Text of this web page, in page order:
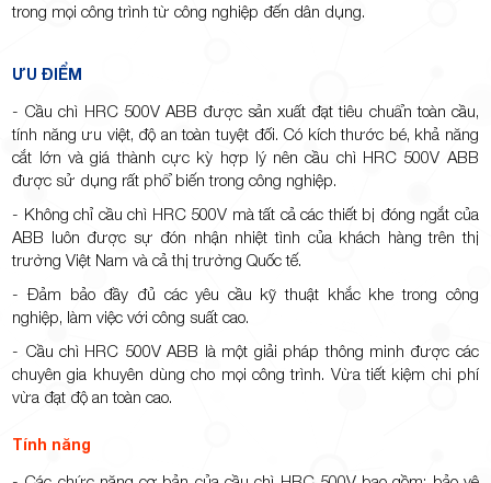
trong mọi công trình từ công nghiệp đến dân dụng.
ƯU ĐIỂM
- Cầu chì HRC 500V ABB được sản xuất đạt tiêu chuẩn toàn cầu,
tính năng ưu việt, độ an toàn tuyệt đối. Có kích thước bé, khả năng
cắt lớn và giá thành cực kỳ hợp lý nên cầu chì HRC 500V ABB
được sử dụng rất phổ biến trong công nghiệp.
- Không chỉ cầu chì HRC 500V mà tất cả các thiết bị đóng ngắt của
ABB luôn được sự đón nhận nhiệt tình của khách hàng trên thị
trường Việt Nam và cả thị trường Quốc tế.
- Đảm bảo đầy đủ các yêu cầu kỹ thuật khắc khe trong công
nghiệp, làm việc với công suất cao.
- Cầu chì HRC 500V ABB là một giải pháp thông minh được các
chuyên gia khuyên dùng cho mọi công trình. Vừa tiết kiệm chi phí
vừa đạt độ an toàn cao.
Tính năng